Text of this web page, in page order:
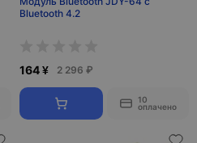
Bluetooth 4.2
164 ¥ 2 296 ₽
10
оплачено